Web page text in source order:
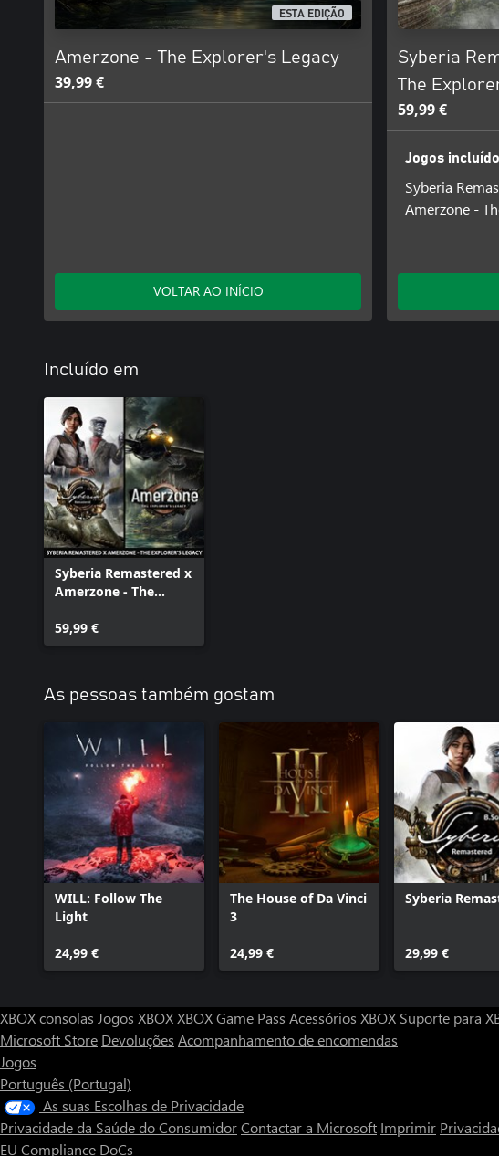
ESTA EDIÇÃO
Amerzone - The Explorer's Legacy
39,99 €
VOLTAR AO INÍCIO
Syberia
The
59,99 €
Jogos
Syberia
Amerzone -
Incluído em
Syberia Remastered x
Amerzone - The
59,99 €
As pessoas também gostam
WILL: Follow The
Light
24,99 €
The House of Da Vinci
3
24,99 €
Syberia
29,99 €
XBOX consolas Jogos XBOXXBOX Game Pass Acessórios XBOX Suporte para
Microsoft Store Devoluções Acompanhamento de encomendas
Jogos
Português (Portugal)
As suas Escolhas de Privacidade
Privacidade da Saúde do ConsumidorContactar a Microsoft Imprimir
EU Compliance DoCs